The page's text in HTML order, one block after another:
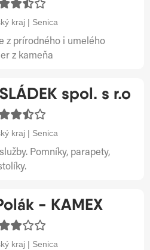
kraj | Senica
z prírodného i umelého
z kameňa
spol. s r.o
kraj | Senica
Pomníky, parapety,
- KAMEX
kraj | Senica